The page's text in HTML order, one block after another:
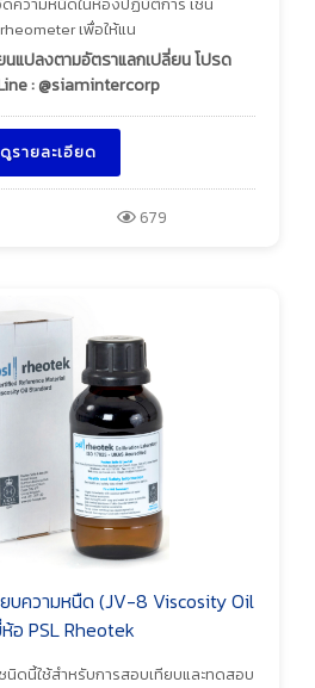
เพื่อให้แน
นแปลงตามอัตราแลกเปลี่ยน โปรด
: @siamintercorp
ดูรายละเอียด
679
บความหนืด (JV-8 Viscosity Oil
อ PSL Rheotek
นิดนี้ใช้สำหรับการสอบเทียบและทดสอบ